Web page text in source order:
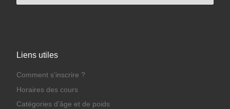
Liens utiles
Comment s’inscrire ?
Horaires des cours
Catégories d’âge et de poids